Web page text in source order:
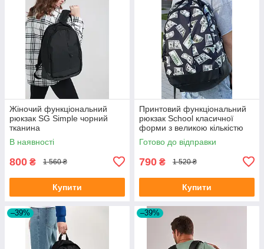
Жіночий функціональний
рюкзак SG Simple чорний
тканина
В наявності
800 ₴ 1 560 ₴
Купити
Принтовий функціональний
рюкзак School класичної
форми з великою кількістю
відділень на 30л
Готово до відправки
790 ₴ 1 520 ₴
Купити
–39% –39%